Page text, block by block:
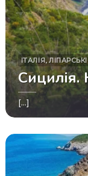
ІТАЛІЯ,
Сицилія.
[...]